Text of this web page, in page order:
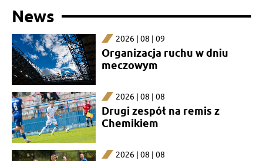
News
2026 | 08 | 09
Organizacja ruchu w dniu
meczowym
2026 | 08 | 08
Drugi zespół na remis z
Chemikiem
2026 | 08 | 08